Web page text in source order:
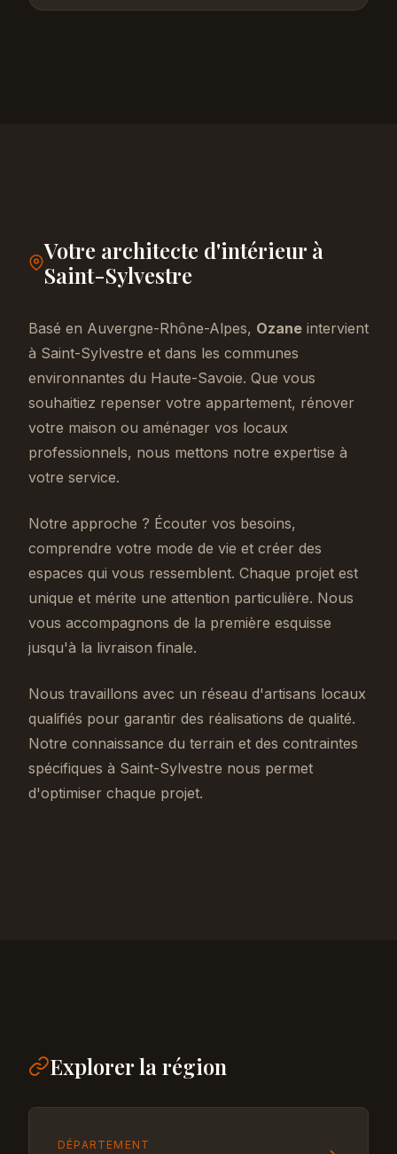
Votre architecte d'intérieur à
Saint-Sylvestre
Basé en Auvergne-Rhône-Alpes, Ozane intervient
à Saint-Sylvestre et dans les communes
environnantes du Haute-Savoie. Que vous
souhaitiez repenser votre appartement, rénover
votre maison ou aménager vos locaux
professionnels, nous mettons notre expertise à
votre service.
Notre approche ? Écouter vos besoins,
comprendre votre mode de vie et créer des
espaces qui vous ressemblent. Chaque projet est
unique et mérite une attention particulière. Nous
vous accompagnons de la première esquisse
jusqu'à la livraison finale.
Nous travaillons avec un réseau d'artisans locaux
qualifiés pour garantir des réalisations de qualité.
Notre connaissance du terrain et des contraintes
spécifiques à Saint-Sylvestre nous permet
d'optimiser chaque projet.
Explorer la région
DÉPARTEMENT